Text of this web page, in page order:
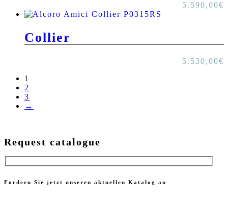
5.590,00€
Collier
5.530,00€
1
2
3
→
Request catalogue
Fordern Sie jetzt unseren aktuellen Katalog an